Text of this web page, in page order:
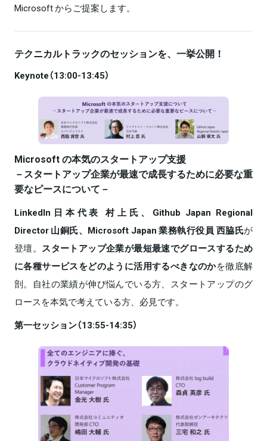
Microsoft からご提案します。
テクニカルトラックのセッションを、一挙公開！
Keynote（13:00-13:45）
Microsoft の本気のスタートアップ支援
－スタートアップ企業が最速で成⾧するために必要な重
要なピースについて－
LinkedIn日本代表 村上氏、Github Japan Regional
Director 山銅氏、Microsoft Japan 業務執行役員 西脇氏が
登壇。 スタートアップ企業が最短最速でグロースするため
に各種サービスをどのように活用するべきなのかを徹底解
剖。自社の業績が伸び悩んでいる方、スタートアップのグ
ロースを本気で考えている方、必見です。
第一セッション（13:55-14:35）